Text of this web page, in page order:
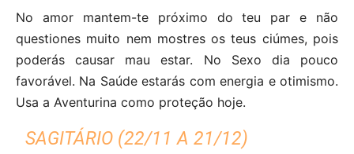
No amor mantem-te próximo do teu par e não
questiones muito nem mostres os teus ciúmes, pois
poderás causar mau estar. No Sexo dia pouco
favorável. Na Saúde estarás com energia e otimismo.
Usa a Aventurina como proteção hoje.
SAGITÁRIO (22/11 A 21/12)